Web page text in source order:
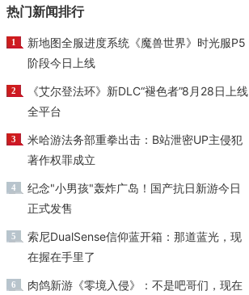
热门新闻排行
1
新地图全服进度系统《魔兽世界》时光服P5
阶段今日上线
2
《艾尔登法环》新DLC“褪色者”8月28日上线
全平台
3
米哈游法务部重拳出击：B站泄密UP主侵犯
著作权罪成立
4
纪念"小男孩"轰炸广岛！国产抗日新游今日
正式发售
5
索尼DualSense信仰蓝开箱：那道蓝光，现
在握在手里了
6
肉鸽新游《零境入侵》：不是吧哥们，现在